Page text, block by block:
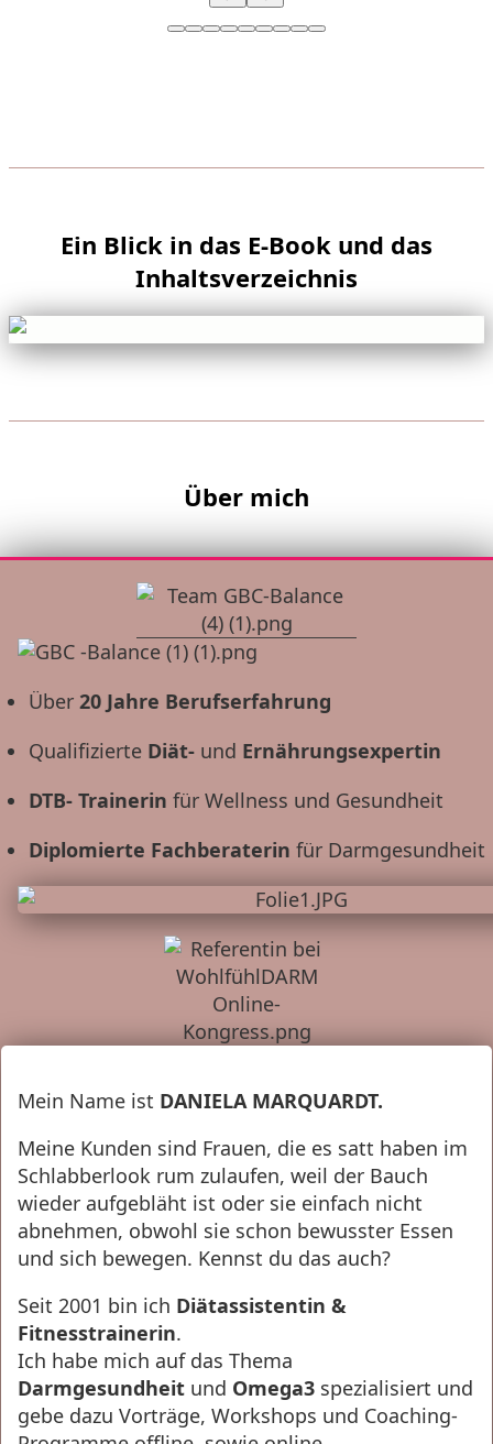
Ein Blick in das E-Book und das
Inhaltsverzeichnis
Über mich
Über 20 Jahre Berufserfahrung
Qualifizierte Diät- und Ernährungsexpertin
DTB- Trainerin für Wellness und Gesundheit
Diplomierte Fachberaterin für Darmgesundheit
Mein Name ist DANIELA MARQUARDT.
Meine Kunden sind Frauen, die es satt haben im
Schlabberlook rum zulaufen, weil der Bauch
wieder aufgebläht ist oder sie einfach nicht
abnehmen, obwohl sie schon bewusster Essen
und sich bewegen. Kennst du das auch?
Seit 2001 bin ich Diätassistentin &
Fitnesstrainerin.
Ich habe mich auf das Thema
Darmgesundheit und Omega3 spezialisiert und
gebe dazu Vorträge, Workshops und Coaching-